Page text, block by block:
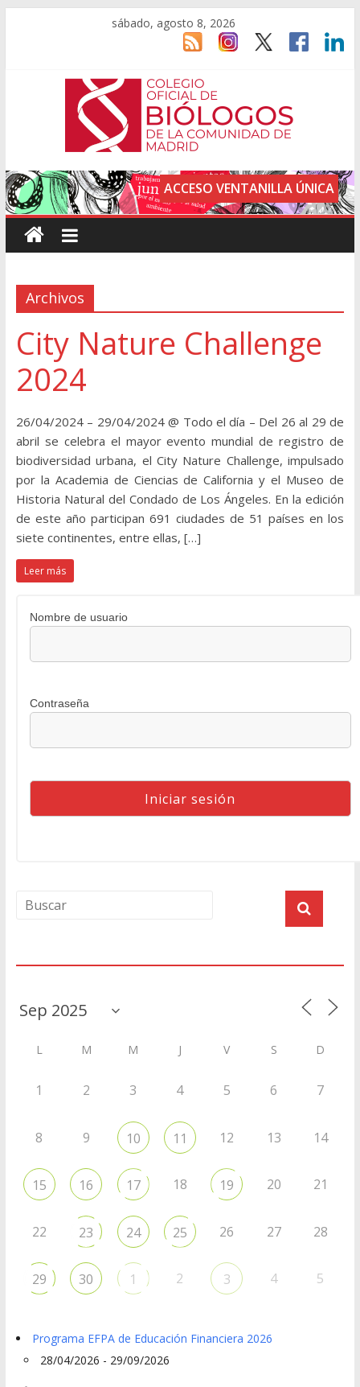
sábado, agosto 8, 2026
ACCESO VENTANILLA ÚNICA
Archivos
City Nature Challenge
2024
26/04/2024 – 29/04/2024 @ Todo el día – Del 26 al 29 de
abril se celebra el mayor evento mundial de registro de
biodiversidad urbana, el City Nature Challenge, impulsado
por la Academia de Ciencias de California y el Museo de
Historia Natural del Condado de Los Ángeles. En la edición
de este año participan 691 ciudades de 51 países en los
siete continentes, entre ellas, […]
Leer más
Nombre de usuario
Contraseña
L M M J V S D
1 2 3 4 5 6 7
8 9 10 11 12 13 14
15 16 17 18 19 20 21
22 23 24 25 26 27 28
29 30 1 2 3 4 5
Programa EFPA de Educación Financiera 2026
28/04/2026 - 29/09/2026